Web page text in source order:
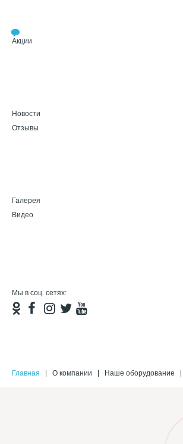
Акции
Новости
Отзывы
Галерея
Видео
Мы в соц. сетях:
Главная О компании Наше оборудование